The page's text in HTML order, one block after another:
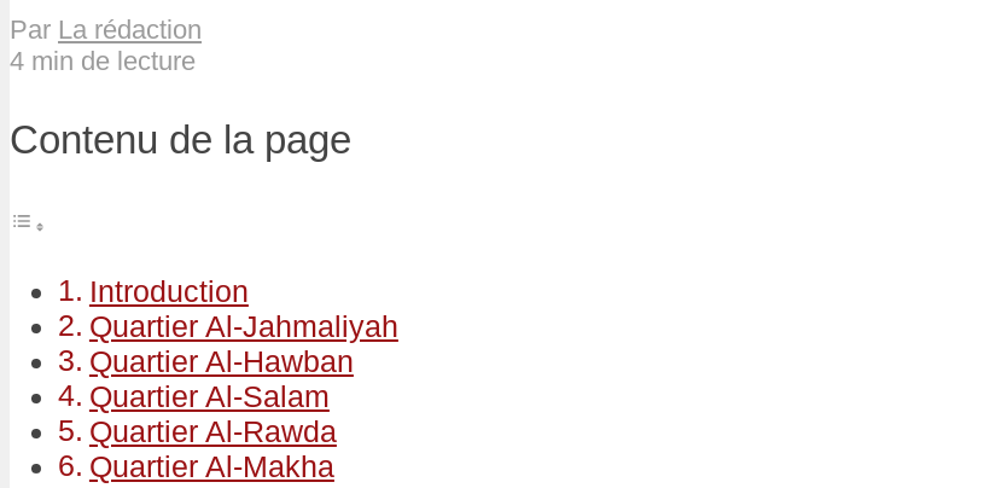
Par La rédaction
4 min de lecture
Contenu de la page
Introduction
Quartier Al-Jahmaliyah
Quartier Al-Hawban
Quartier Al-Salam
Quartier Al-Rawda
Quartier Al-Makha